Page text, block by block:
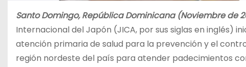
Santo Domingo, República Dominicana (Noviembre de
Internacional del Japón (JICA, por sus siglas en inglés)
atención primaria de salud para la prevención y el
región nordeste del país para atender padecimientos